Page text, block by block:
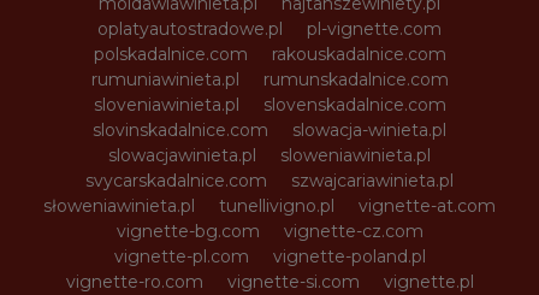
oplatyautostradowe.pl
pl-vignette.com
polskadalnice.com
rakouskadalnice.com
rumuniawinieta.pl
rumunskadalnice.com
sloveniawinieta.pl
slovenskadalnice.com
slovinskadalnice.com
slowacja-winieta.pl
slowacjawinieta.pl
sloweniawinieta.pl
svycarskadalnice.com
szwajcariawinieta.pl
słoweniawinieta.pl
tunellivigno.pl
vignette-at.com
vignette-bg.com
vignette-cz.com
vignette-pl.com
vignette-poland.pl
vignette-ro.com
vignette-si.com
vignette.pl